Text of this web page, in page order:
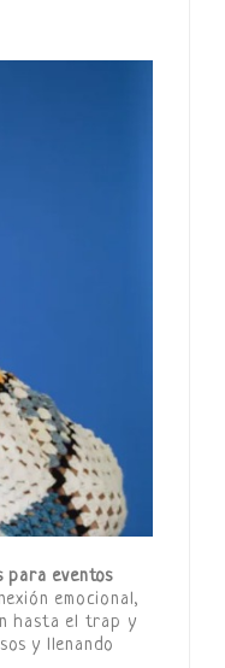
para eventos
emocional,
hasta el trap y
y llenando